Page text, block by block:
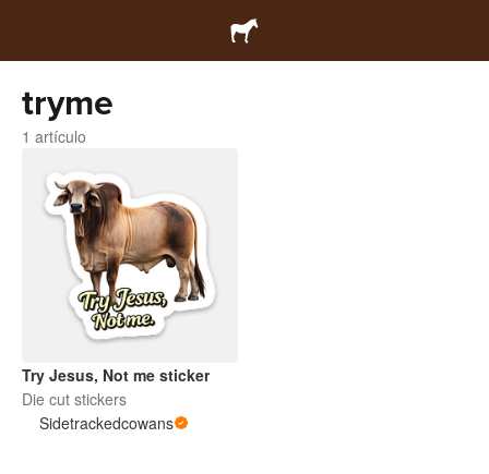
tryme
1 artículo
Try Jesus, Not me sticker
Die cut stickers
Sidetrackedcowans